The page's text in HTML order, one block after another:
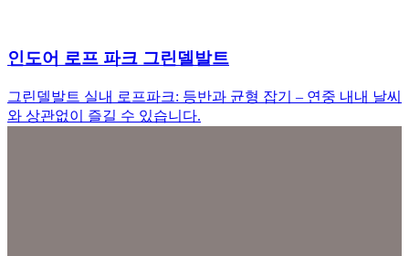
인도어 로프 파크 그린델발트
그린델발트 실내 로프파크: 등반과 균형 잡기 – 연중 내내 날씨
와 상관없이 즐길 수 있습니다.